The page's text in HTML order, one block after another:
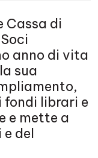
Cassa di
anno di vita
sua
fondi librari e
e mette a
del